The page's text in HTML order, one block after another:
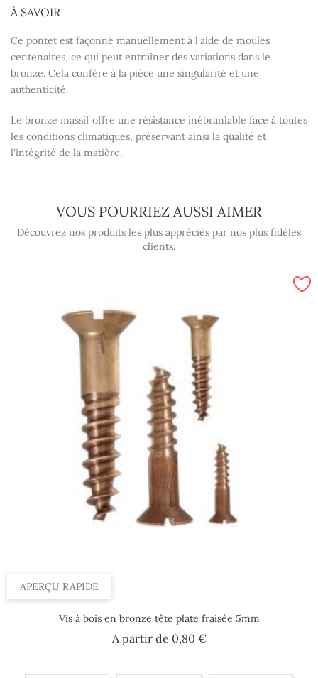
À SAVOIR
Ce pontet est façonné manuellement à l'aide de moules
centenaires, ce qui peut entraîner des variations dans le
bronze. Cela confère à la pièce une singularité et une
authenticité.
Le bronze massif offre une résistance inébranlable face à toutes
les conditions climatiques, préservant ainsi la qualité et
l'intégrité de la matière.
VOUS POURRIEZ AUSSI AIMER
Découvrez nos produits les plus appréciés par nos plus fidèles
clients.
APERÇU RAPIDE
Vis à bois en bronze tête plate fraisée 5mm
A partir de 0,80 €Prix